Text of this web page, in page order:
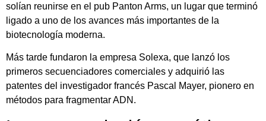
solían reunirse en el pub Panton Arms, un lugar que terminó
ligado a uno de los avances más importantes de la
biotecnología moderna.
Más tarde fundaron la empresa Solexa, que lanzó los
primeros secuenciadores comerciales y adquirió las
patentes del investigador francés Pascal Mayer, pionero en
métodos para fragmentar ADN.